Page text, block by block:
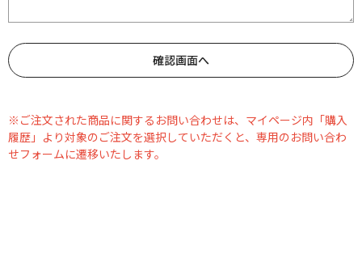
※ご注文された商品に関するお問い合わせは、マイページ内「購入
履歴」より対象のご注文を選択していただくと、専用のお問い合わ
せフォームに遷移いたします。